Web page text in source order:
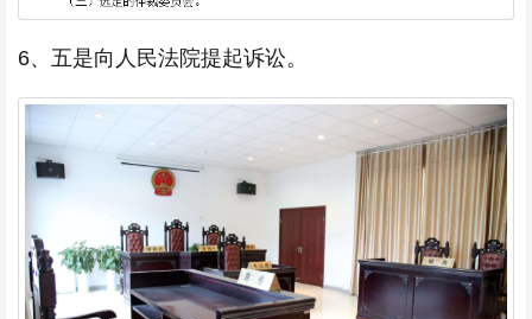
6、五是向人民法院提起诉讼。